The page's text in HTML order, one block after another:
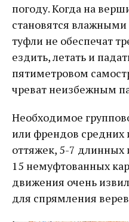
погоду. Когда на
становятся
туфли не обеспечат
ездить, летать и
пятиметровом
чреват неизбежным
Необходимое
или френдов средних
оттяжек, 5-7 длинных
15 немуфтованных
движения очень
для спрямления